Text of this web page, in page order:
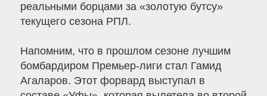
реальными борцами за «золотую бутсу»
текущего сезона РПЛ.
Напомним, что в прошлом сезоне лучшим
бомбардиром Премьер-лиги стал Гамид
Агаларов. Этот форвард выступал в